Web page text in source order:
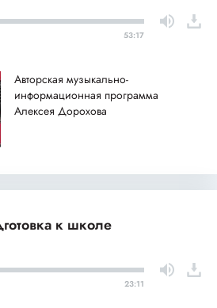
53:17
Авторская музыкально-
информационная программа
Алексея Дорохова
к школе
23:11